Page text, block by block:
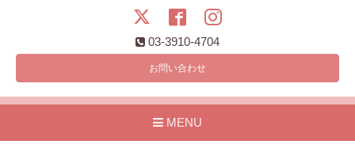
03-3910-4704
お問い合わせ
MENU